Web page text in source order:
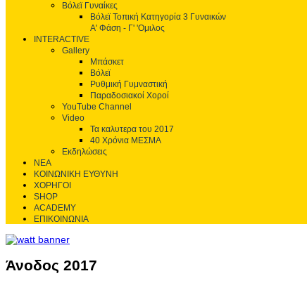
Βόλεϊ Γυναίκες
Βόλεϊ Τοπική Κατηγορία 3 Γυναικών
Α' Φάση - Γ' 'Ομιλος
INTERACTIVE
Gallery
Μπάσκετ
Βόλεϊ
Ρυθμική Γυμναστική
Παραδοσιακοί Χοροί
YouTube Channel
Video
Τα καλυτερα του 2017
40 Χρόνια ΜΕΣΜΑ
Εκδηλώσεις
ΝΕΑ
ΚΟΙΝΩΝΙΚΗ ΕΥΘΥΝΗ
ΧΟΡΗΓΟΙ
SHOP
ACADEMY
ΕΠΙΚΟΙΝΩΝΙΑ
Άνοδος 2017